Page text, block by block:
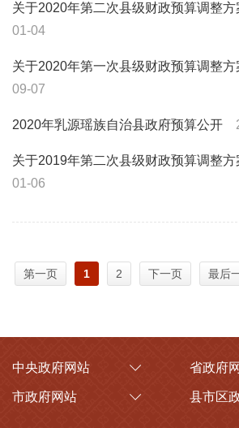
关于2020年第二次县级财政预算调整
01-04
关于2020年第一次县级财政预算调整
09-07
2020年乳源瑶族自治县政府预算公开
关于2019年第二次县级财政预算调整
01-06
第一页 1 2 下一页 最后
中央政府网站 省政府
市政府网站 县市区